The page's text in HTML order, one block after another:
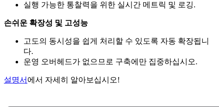
실행 가능한 통찰력을 위한 실시간 메트릭 및 로깅.
손쉬운 확장성 및 고성능
고도의 동시성을 쉽게 처리할 수 있도록 자동 확장됩니
다.
운영 오버헤드가 없으므로 구축에만 집중하십시오.
설명서 에서 자세히 알아보십시오!